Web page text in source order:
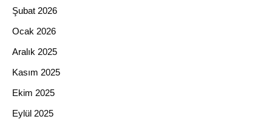
Şubat 2026
Ocak 2026
Aralık 2025
Kasım 2025
Ekim 2025
Eylül 2025